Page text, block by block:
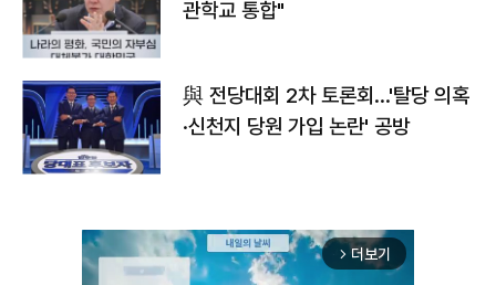
관학교 통합"
與 전당대회 2차 토론회…'탈당 의혹
·신천지 당원 가입 논란' 공방
arrow_forward_ios 더보기